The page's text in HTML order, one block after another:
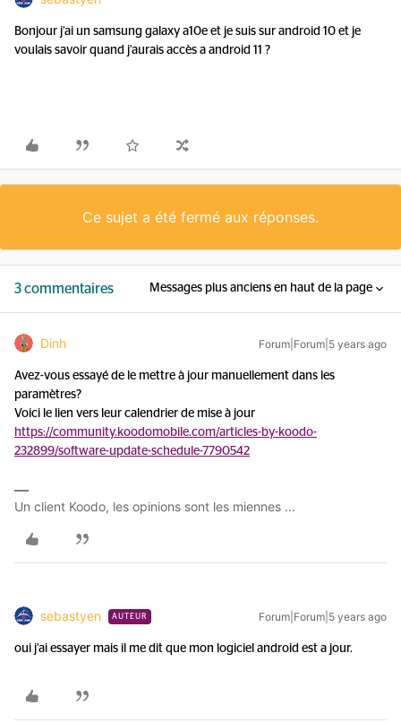
Bonjour j’ai un samsung galaxy a10e et je suis sur android 10 et je
voulais savoir quand j’aurais accès a android 11 ?
Ce sujet a été fermé aux réponses.
3 commentaires Messages plus anciens en haut de la page
Dinh Forum|Forum|5 years ago
Avez-vous essayé de le mettre à jour manuellement dans les
paramètres?
Voici le lien vers leur calendrier de mise à jour
https://community.koodomobile.com/articles-by-koodo-
232899/software-update-schedule-7790542
Un client Koodo, les opinions sont les miennes ...
sebastyen AUTEUR Forum|Forum|5 years ago
oui j’ai essayer mais il me dit que mon logiciel android est a jour.